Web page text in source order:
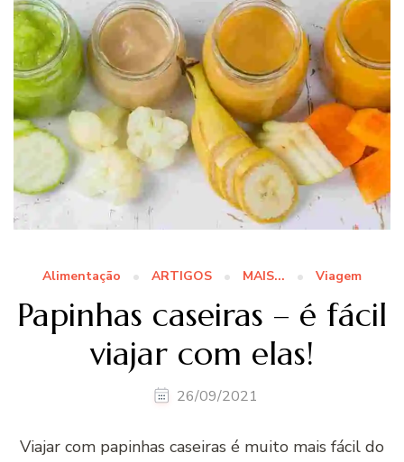
Alimentação ARTIGOS MAIS... Viagem
Papinhas caseiras – é fácil
viajar com elas!
26/09/2021
Viajar com papinhas caseiras é muito mais fácil do